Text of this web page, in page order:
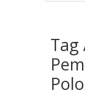
Tag